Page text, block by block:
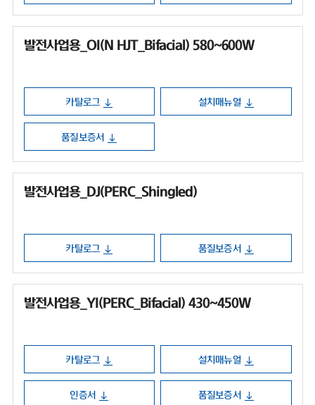
발전사업용_OI(N HJT_Bifacial) 580~600W
카탈로그 설치매뉴얼
품질보증서
발전사업용_DJ(PERC_Shingled)
카탈로그 품질보증서
발전사업용_YI(PERC_Bifacial) 430~450W
카탈로그 설치매뉴얼
인증서 품질보증서